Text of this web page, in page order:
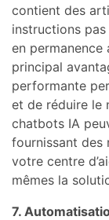
contient des
instructions
en permanence
principal
performante
et de réduire le
chatbots IA
fournissant des
votre centre
mêmes la
7.